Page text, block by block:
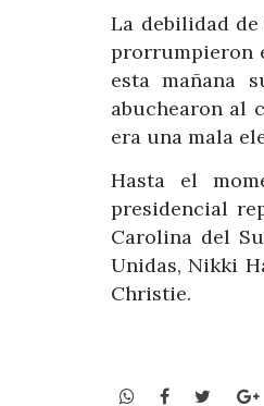
La debilidad
prorrumpieron
esta mañana
abuchearon al
era una mala
Hasta el
presidencial
Carolina del
Unidas, Nikki
Christie.
WhatsApp
Facebook
Twitter